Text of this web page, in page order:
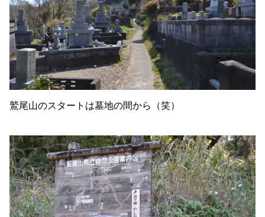
鷲尾山のスタートは墓地の間から（笑）